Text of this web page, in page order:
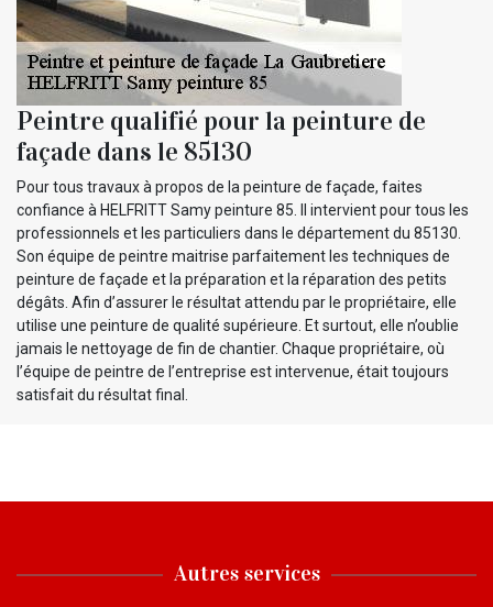
Peintre qualifié pour la peinture de
façade dans le 85130
Pour tous travaux à propos de la peinture de façade, faites
confiance à HELFRITT Samy peinture 85. Il intervient pour tous les
professionnels et les particuliers dans le département du 85130.
Son équipe de peintre maitrise parfaitement les techniques de
peinture de façade et la préparation et la réparation des petits
dégâts. Afin d’assurer le résultat attendu par le propriétaire, elle
utilise une peinture de qualité supérieure. Et surtout, elle n’oublie
jamais le nettoyage de fin de chantier. Chaque propriétaire, où
l’équipe de peintre de l’entreprise est intervenue, était toujours
satisfait du résultat final.
Autres services